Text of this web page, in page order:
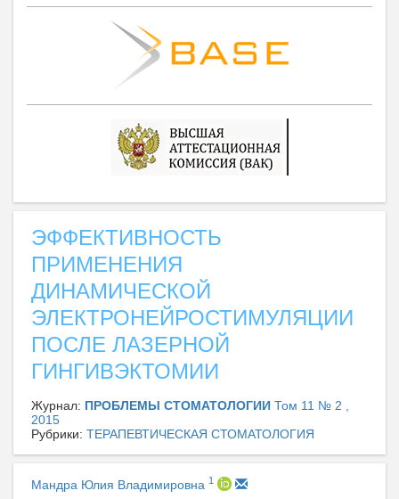
ЭФФЕКТИВНОСТЬ
ПРИМЕНЕНИЯ
ДИНАМИЧЕСКОЙ
ЭЛЕКТРОНЕЙРОСТИМУЛЯЦИИ
ПОСЛЕ ЛАЗЕРНОЙ
ГИНГИВЭКТОМИИ
Журнал: ПРОБЛЕМЫ СТОМАТОЛОГИИ Том 11 № 2 ,
2015
Рубрики: ТЕРАПЕВТИЧЕСКАЯ СТОМАТОЛОГИЯ
Мандра Юлия Владимировна 1